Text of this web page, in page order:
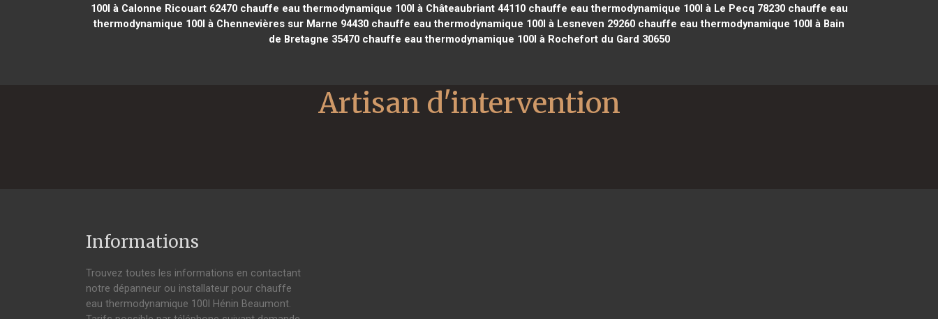
100l à Calonne Ricouart 62470chauffe eau thermodynamique 100l à Châteaubriant 44110chauffe eau thermodynamique 100l à Le Pecq 78230chauffe eau
thermodynamique 100l à Chennevières sur Marne 94430 chauffe eau thermodynamique 100l à Lesneven 29260 chauffe eau thermodynamique 100l à Bain
de Bretagne 35470chauffe eau thermodynamique 100l à Rochefort du Gard 30650
Informations
Trouvez toutes les informations en contactant
notre dépanneur ou installateur pour chauffe
eau thermodynamique 100l Hénin Beaumont.
Artisan d'intervention